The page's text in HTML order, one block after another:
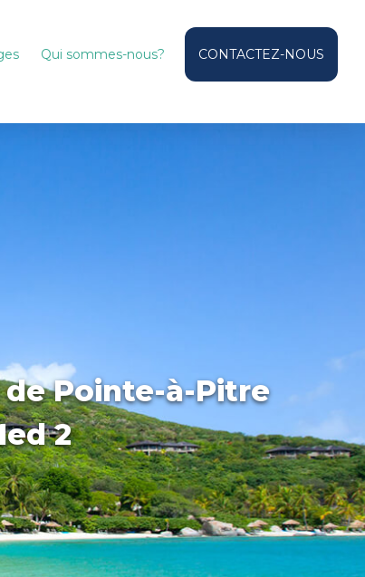
Qui sommes-nous? CONTACTEZ-NOUS
de Pointe-à-Pitre
2